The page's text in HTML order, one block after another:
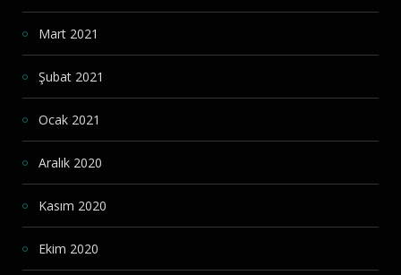
Mart 2021
Şubat 2021
Ocak 2021
Aralık 2020
Kasım 2020
Ekim 2020